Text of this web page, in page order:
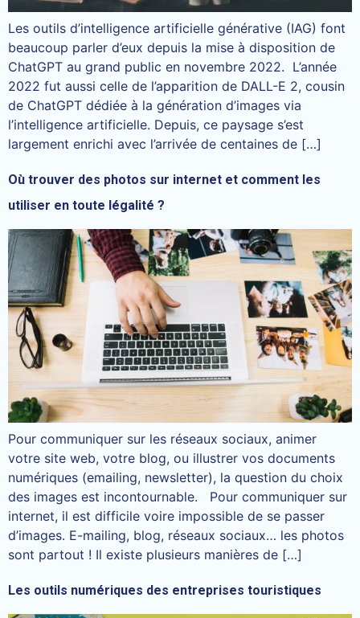
Les outils d’intelligence artificielle générative (IAG) font
beaucoup parler d’eux depuis la mise à disposition de
ChatGPT au grand public en novembre 2022. L’année
2022 fut aussi celle de l’apparition de DALL-E 2, cousin
de ChatGPT dédiée à la génération d’images via
l’intelligence artificielle. Depuis, ce paysage s’est
largement enrichi avec l’arrivée de centaines de […]
Où trouver des photos sur internet et comment les
utiliser en toute légalité ?
Pour communiquer sur les réseaux sociaux, animer
votre site web, votre blog, ou illustrer vos documents
numériques (emailing, newsletter), la question du choix
des images est incontournable. Pour communiquer sur
internet, il est difficile voire impossible de se passer
d’images. E-mailing, blog, réseaux sociaux… les photos
sont partout ! Il existe plusieurs manières de […]
Les outils numériques des entreprises touristiques